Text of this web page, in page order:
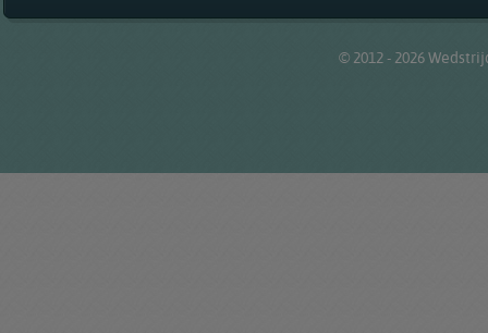
© 2012 - 2026